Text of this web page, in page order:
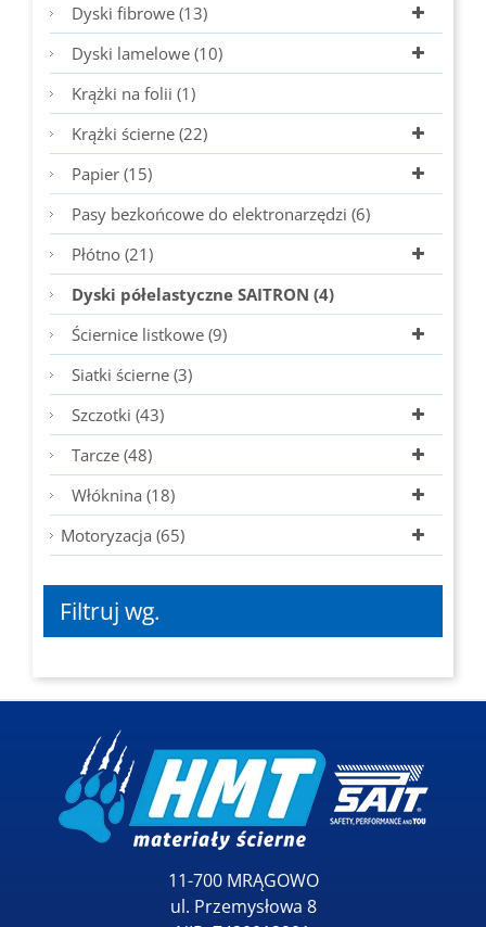
Dyski fibrowe (13)
Dyski lamelowe (10)
Krążki na folii (1)
Krążki ścierne (22)
Papier (15)
Pasy bezkońcowe do elektronarzędzi (6)
Płótno (21)
Dyski półelastyczne SAITRON (4)
Ściernice listkowe (9)
Siatki ścierne (3)
Szczotki (43)
Tarcze (48)
Włóknina (18)
Motoryzacja (65)
Filtruj wg.
11-700 MRĄGOWO
ul. Przemysłowa 8